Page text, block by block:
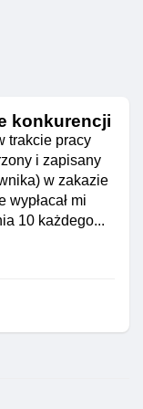
konkurencji
trakcie pracy
i zapisany
w zakazie
mi
10 każdego...